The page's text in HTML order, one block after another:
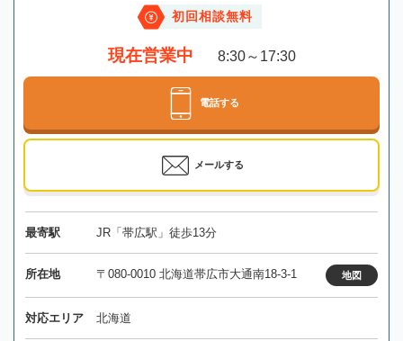
初回相談無料
現在営業中 8:30～17:30
電話する
メールする
最寄駅 JR「帯広駅」徒歩13分
所在地 〒080-0010 北海道帯広市大通南18-3-1 地図
対応エリア 北海道